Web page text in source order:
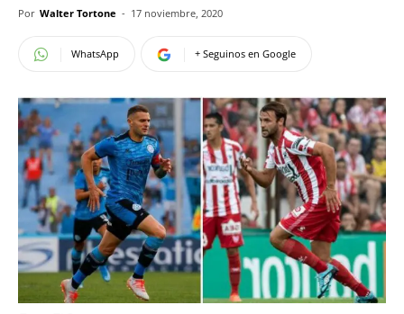
Por Walter Tortone - 17 noviembre, 2020
WhatsApp + Seguinos en Google